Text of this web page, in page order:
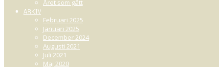
Året som gått
ARKIV
Februari 2025
Januari 2025
December 2024
Augusti 2021
Juli 2021
Maj 2020